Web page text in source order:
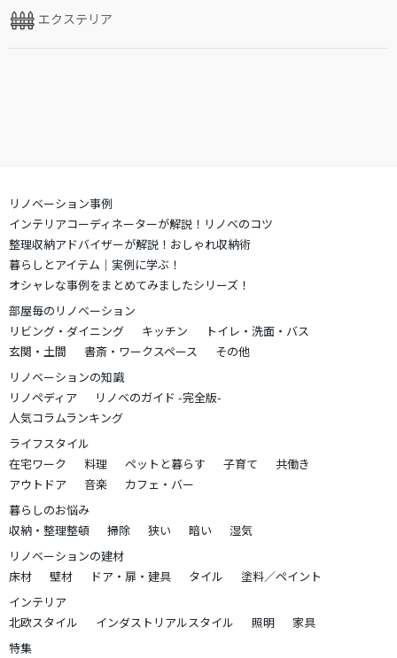
エクステリア
リノベーション事例
インテリアコーディネーターが解説！リノベのコツ
整理収納アドバイザーが解説！おしゃれ収納術
暮らしとアイテム｜実例に学ぶ！
オシャレな事例をまとめてみましたシリーズ！
部屋毎のリノベーション
リビング・ダイニング
キッチン
トイレ・洗面・バス
玄関・土間
書斎・ワークスペース
その他
リノベーションの知識
リノペディア
リノベのガイド -完全版-
人気コラムランキング
ライフスタイル
在宅ワーク
料理 ペットと暮らす 子育て
共働き
アウトドア
音楽
カフェ・バー
暮らしのお悩み
収納・整理整頓
掃除 狭い 暗い
湿気
リノベーションの建材
床材
壁材 ドア・扉・建具 タイル
塗料／ペイント
インテリア
北欧スタイル
インダストリアルスタイル 照明
家具
特集